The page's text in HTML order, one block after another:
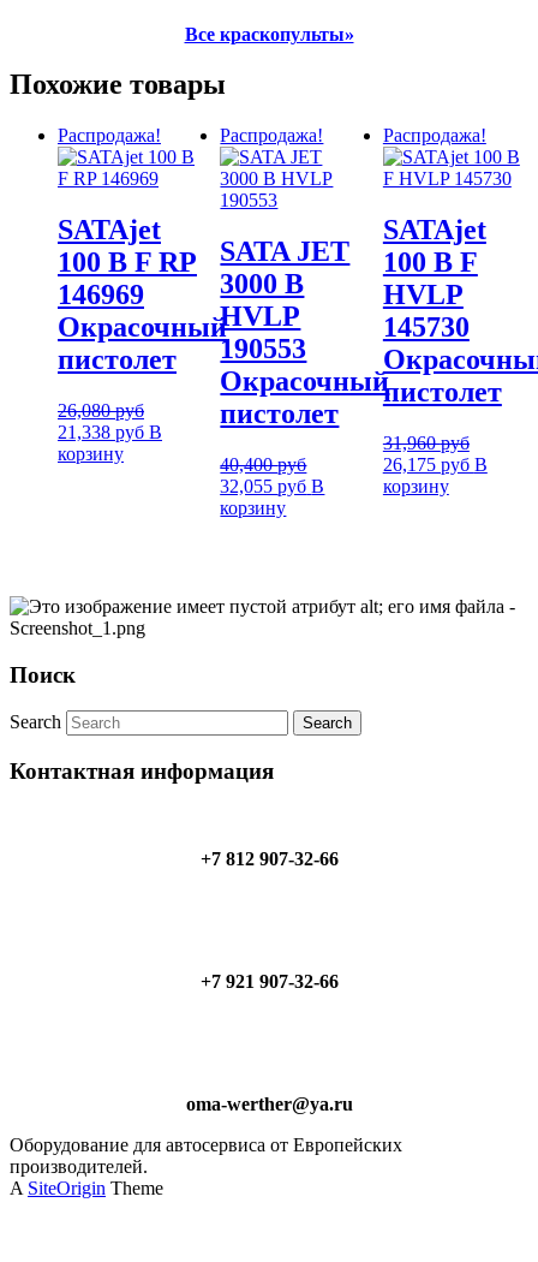
Все краскопульты»
Похожие товары
Распродажа!
SATAjet
100 B F RP
146969
Окрасочный
пистолет
26,080руб
21,338 руб В
корзину
Распродажа!
SATA JET
3000 B
HVLP
190553
Окрасочный
пистолет
40,400руб
32,055руб В
корзину
Распродажа!
SATAjet
100 B F
HVLP
145730
пистолет
31,960руб
26,175 руб В
корзину
Поиск
Search
Контактная информация
+7 812 907-32-66
+7 921 907-32-66
oma-werther@ya.ru
Оборудование для автосервиса от Европейских
производителей.
A SiteOrigin Theme